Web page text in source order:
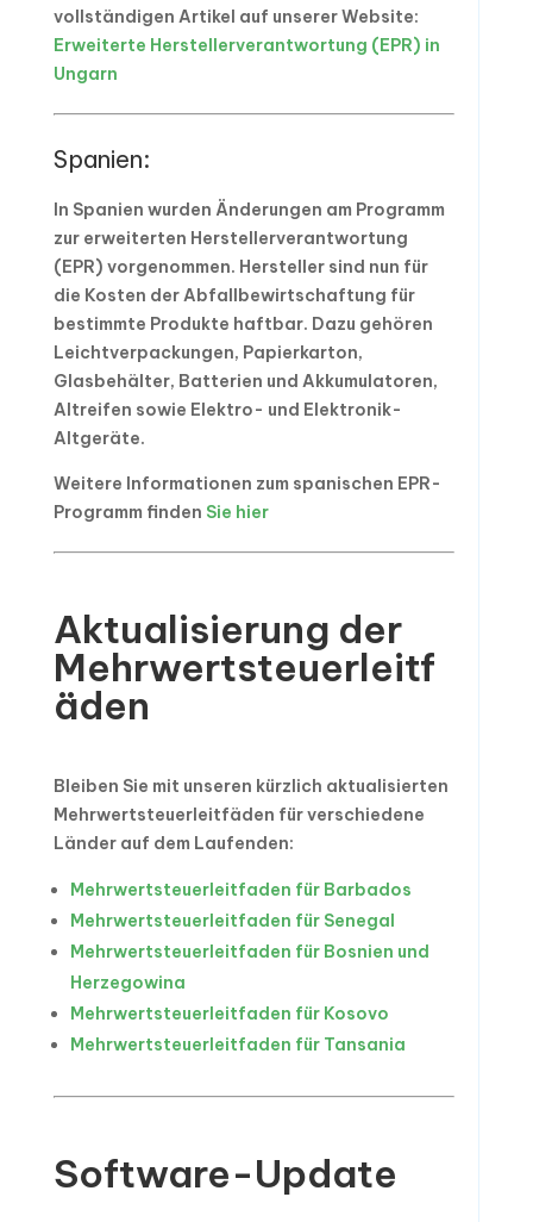
vollständigen Artikel auf unserer Website:
Erweiterte Herstellerverantwortung (EPR) in
Ungarn
Spanien:
In Spanien wurden Änderungen am Programm
zur erweiterten Herstellerverantwortung
(EPR) vorgenommen. Hersteller sind nun für
die Kosten der Abfallbewirtschaftung für
bestimmte Produkte haftbar. Dazu gehören
Leichtverpackungen, Papierkarton,
Glasbehälter, Batterien und Akkumulatoren,
Altreifen sowie Elektro- und Elektronik-
Altgeräte.
Weitere Informationen zum spanischen EPR-
Programm finden Sie hier
Aktualisierung der
Mehrwertsteuerleitf
äden
Bleiben Sie mit unseren kürzlich aktualisierten
Mehrwertsteuerleitfäden für verschiedene
Länder auf dem Laufenden:
Mehrwertsteuerleitfaden für Barbados
Mehrwertsteuerleitfaden für Senegal
Mehrwertsteuerleitfaden für Bosnien und
Herzegowina
Mehrwertsteuerleitfaden für Kosovo
Mehrwertsteuerleitfaden für Tansania
Software-Update